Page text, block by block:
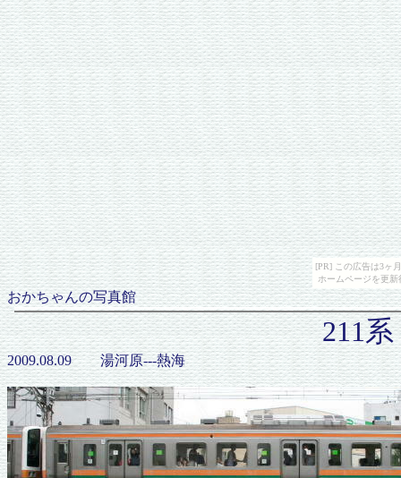
[PR] この広告は3ヶ
ホームページを更
おかちゃんの写真館
211
2009.08.09 湯河原---熱海